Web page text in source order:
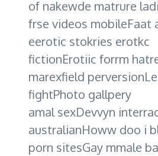
of nakewde matrure
frse videos mobileFaat
eerotic stokries erotkc
fictionErotiic forrm
marexfield
fightPhoto gallpery
amal sexDevvyn
australianHoww doo i
porn sitesGay mmale